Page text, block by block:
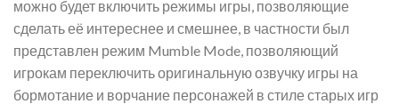
можно будет включить режимы игры, позволяющие
сделать её интереснее и смешнее, в частности был
представлен режим Mumble Mode, позволяющий
игрокам переключить оригинальную озвучку игры на
бормотание и ворчание персонажей в стиле старых игр